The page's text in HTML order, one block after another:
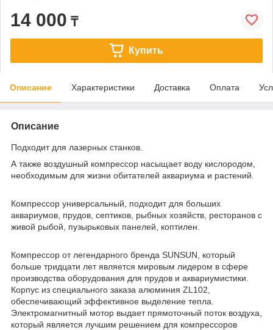
14 000 ₸
Купить
Описание Характеристики Доставка Оплата
Описание
Подходит для лазерных станков.
А также воздушный компрессор насыщает воду кислородом,
необходимым для жизни обитателей аквариума и растений.
Компрессор универсальный, подходит для больших
аквариумов, прудов, септиков, рыбных хозяйств, ресторанов с
живой рыбой, пузырьковых панелей, коптилен.
Компрессор от легендарного бренда SUNSUN, который
больше тридцати лет является мировым лидером в сфере
производства оборудования для прудов и аквариумистики.
Корпус из специального заказа алюминия ZL102,
обеспечивающий эффективное выделение тепла.
Электромагнитный мотор выдает прямоточный поток воздуха,
который является лучшим решением для компрессоров